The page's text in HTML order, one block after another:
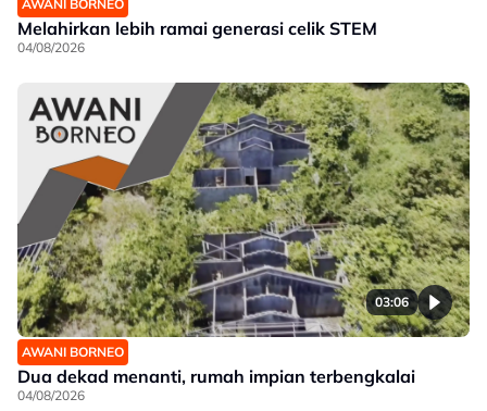
AWANI BORNEO
Melahirkan lebih ramai generasi celik STEM
04/08/2026
03:06
AWANI BORNEO
Dua dekad menanti, rumah impian terbengkalai
04/08/2026